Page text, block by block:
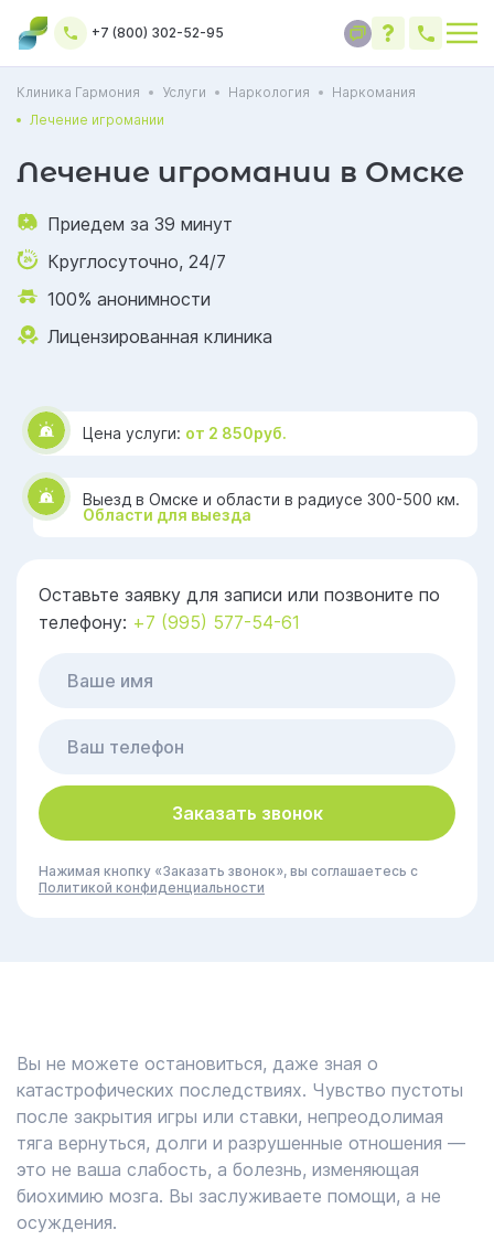
+7 (800) 302-52-95
Клиника Гармония Услуги Наркология
Наркомания
Лечение игромании
Цена услуги: от 2 850руб.
Выезд в Омске и области в радиусе 300-500 км.
Области для выезда
Оставьте заявку для записи или позвоните по
телефону: +7 (995) 577-54-61
Заказать звонок
Нажимая кнопку «Заказать звонок», вы соглашаетесь с
Политикой конфиденциальности
Лечение игромании в Омске
Приедем за 39 минут
Круглосуточно, 24/7
100% анонимности
Лицензированная клиника
Вы не можете остановиться, даже зная о
катастрофических последствиях. Чувство пустоты
после закрытия игры или ставки, непреодолимая
тяга вернуться, долги и разрушенные отношения —
это не ваша слабость, а болезнь, изменяющая
биохимию мозга. Вы заслуживаете помощи, а не
осуждения.